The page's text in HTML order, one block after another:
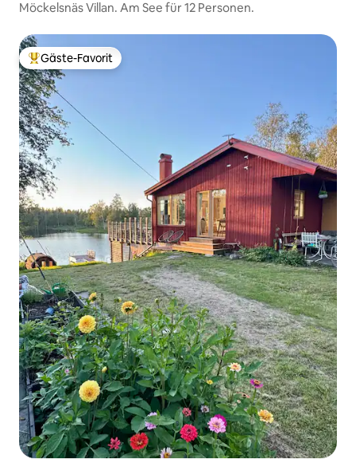
Möckelsnäs Villan. Am See für 12 Personen.
Beliebter Gäste-Favorit.
Gäste-Favorit